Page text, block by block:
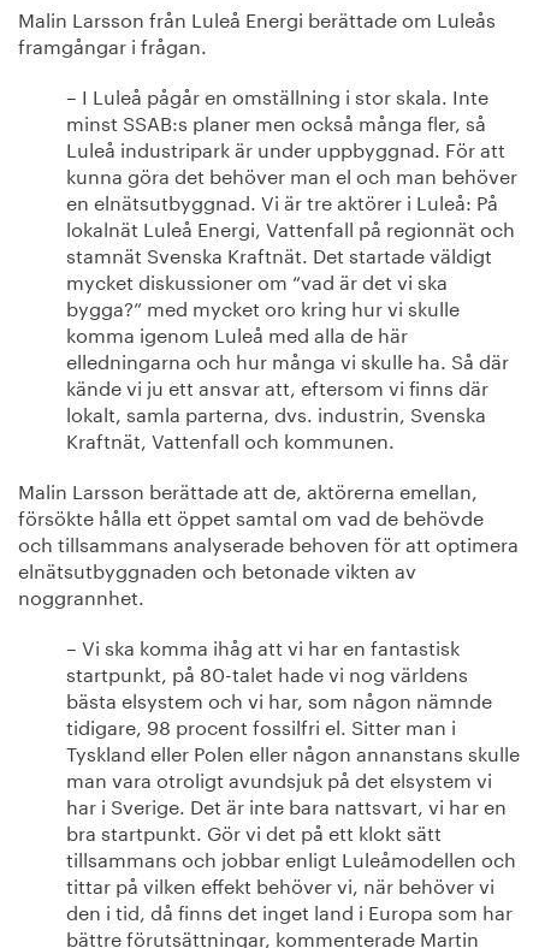
Malin Larsson från Luleå Energi berättade om Luleås
framgångar i frågan.
– I Luleå pågår en omställning i stor skala. Inte
minst SSAB:s planer men också många fler, så
Luleå industripark är under uppbyggnad. För att
kunna göra det behöver man el och man behöver
en elnätsutbyggnad. Vi är tre aktörer i Luleå: På
lokalnät Luleå Energi, Vattenfall på regionnät och
stamnät Svenska Kraftnät. Det startade väldigt
mycket diskussioner om “vad är det vi ska
bygga?” med mycket oro kring hur vi skulle
komma igenom Luleå med alla de här
elledningarna och hur många vi skulle ha. Så där
kände vi ju ett ansvar att, eftersom vi finns där
lokalt, samla parterna, dvs. industrin, Svenska
Kraftnät, Vattenfall och kommunen.
Malin Larsson berättade att de, aktörerna emellan,
försökte hålla ett öppet samtal om vad de behövde
och tillsammans analyserade behoven för att optimera
elnätsutbyggnaden och betonade vikten av
noggrannhet.
– Vi ska komma ihåg att vi har en fantastisk
startpunkt, på 80-talet hade vi nog världens
bästa elsystem och vi har, som någon nämnde
tidigare, 98 procent fossilfri el. Sitter man i
Tyskland eller Polen eller någon annanstans skulle
man vara otroligt avundsjuk på det elsystem vi
har i Sverige. Det är inte bara nattsvart, vi har en
bra startpunkt. Gör vi det på ett klokt sätt
tillsammans och jobbar enligt Luleåmodellen och
tittar på vilken effekt behöver vi, när behöver vi
den i tid, då finns det inget land i Europa som har
bättre förutsättningar, kommenterade Martin